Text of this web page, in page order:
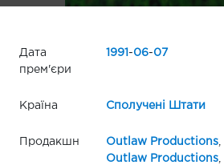
Дата
прем'єри
1991 -06-07
Країна Сполучені Штати
Продакшн Outlaw Productions,
Outlaw Productions,